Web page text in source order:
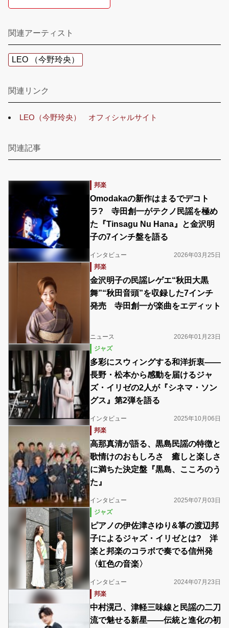
関連アーティスト
LEO （今野玲央）
関連リンク
LEO（今野玲央） オフィシャルサイト
関連記事
邦楽
Omodakaの新作はまるでデコト
ラ? 寺田創一がテクノ民謡を極め
た『Tinsagu Nu Hana』と金沢明
子の7インチ盤を語る
インタビュー
2026年03月25日
邦楽
金沢明子の民謡レゲエ“秋田大黒
舞”“秋田音頭”を収録した7インチ
発売 寺田創一が楽曲をエディット
ニュース
2026年01月23日
ジャズ
多彩にスウィングする和洋折衷――
長野・松本から感動を届けるジャ
ズ・イリゼの2人が『シネマ・ソン
グス』第2弾を語る
インタビュー
2025年10月06日
邦楽
高那真清が語る、黒島民謡の特徴と
歌情けのおもしろさ 癒しと楽しさ
に満ちた決定盤『黒島、こころのう
た』
インタビュー
2025年07月03日
ジャズ
ピアノの伊佐津さゆり&箏の渡辺邦
子によるジャズ・イリゼとは? 洋
楽と邦楽のコラボで奏でる信州発
〈虹色の音楽〉
インタビュー
2024年07月23日
邦楽
中村滉己、津軽三味線と民謡の二刀
流で魅せる新星――伝統と進化の初